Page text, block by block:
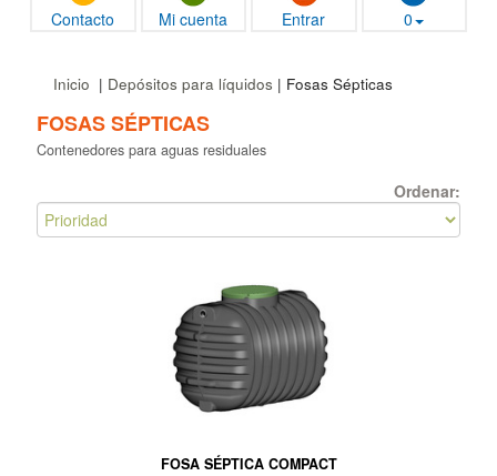
Contacto Mi cuenta Entrar 0
Inicio | Depósitos para líquidos | Fosas Sépticas
FOSAS SÉPTICAS
Contenedores para aguas residuales
Ordenar:
FOSA SÉPTICA COMPACT